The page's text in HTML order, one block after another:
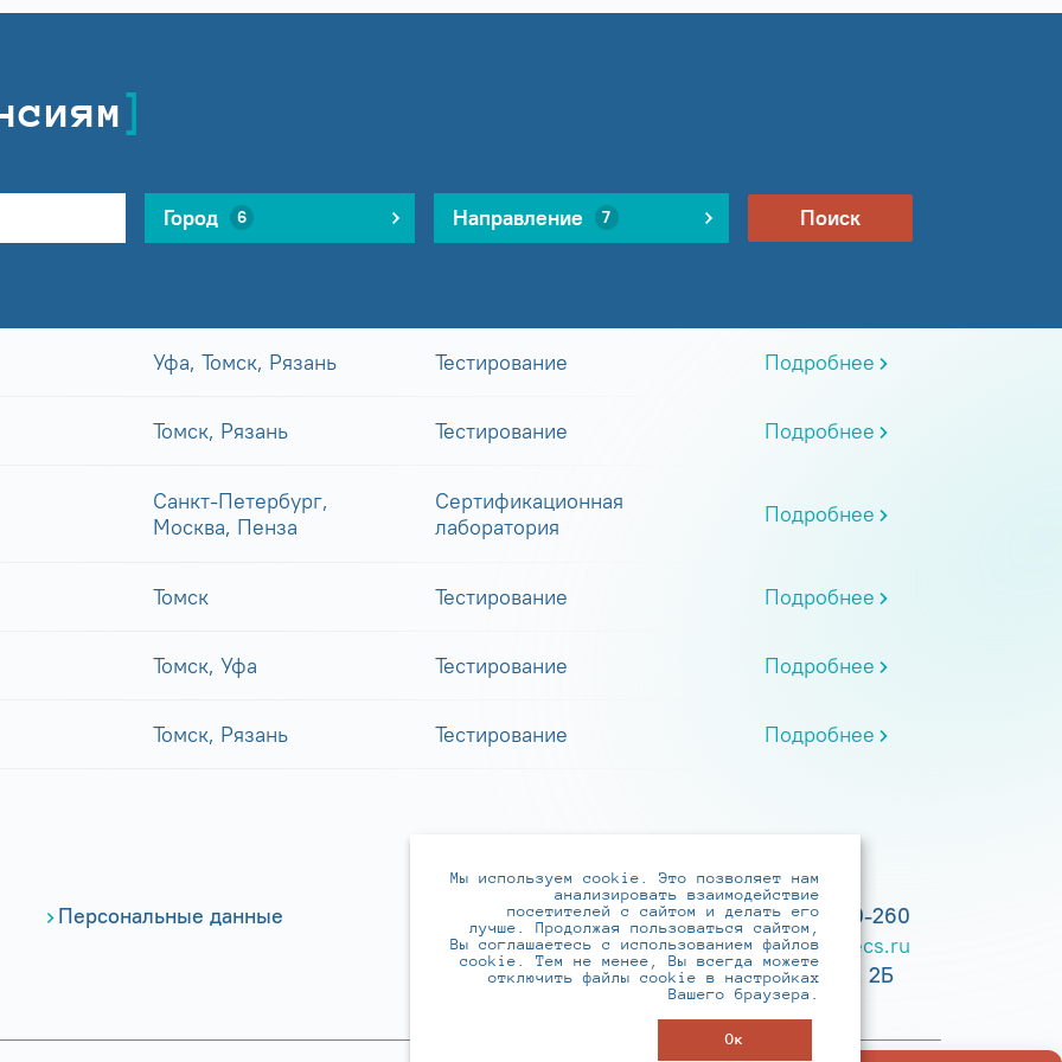
Город 6 Направление 7 Поиск
Уфа, Томск, Рязань Тестирование Подробнее
Томск, Рязань Тестирование Подробнее
Санкт-Петербург,
Москва, Пенза
Сертификационная
лаборатория
Подробнее
Томск Тестирование Подробнее
Томск, Уфа Тестирование Подробнее
Томск, Рязань Тестирование Подробнее
Персональные данные
+7 (495) 737-6192, 8-800-250-0-260
practice@infotecs.ru ,hr@infotecs.ru
127273, г. Москва, Отрадная ул., 2Б
Мы используем cookie. Это позволяет нам
анализировать взаимодействие
посетителей с сайтом и делать его
лучше. Продолжая пользоваться сайтом,
Вы соглашаетесь с использованием файлов
cookie. Тем не менее, Вы всегда можете
отключить файлы cookie в настройках
Вашего браузера.
Ок